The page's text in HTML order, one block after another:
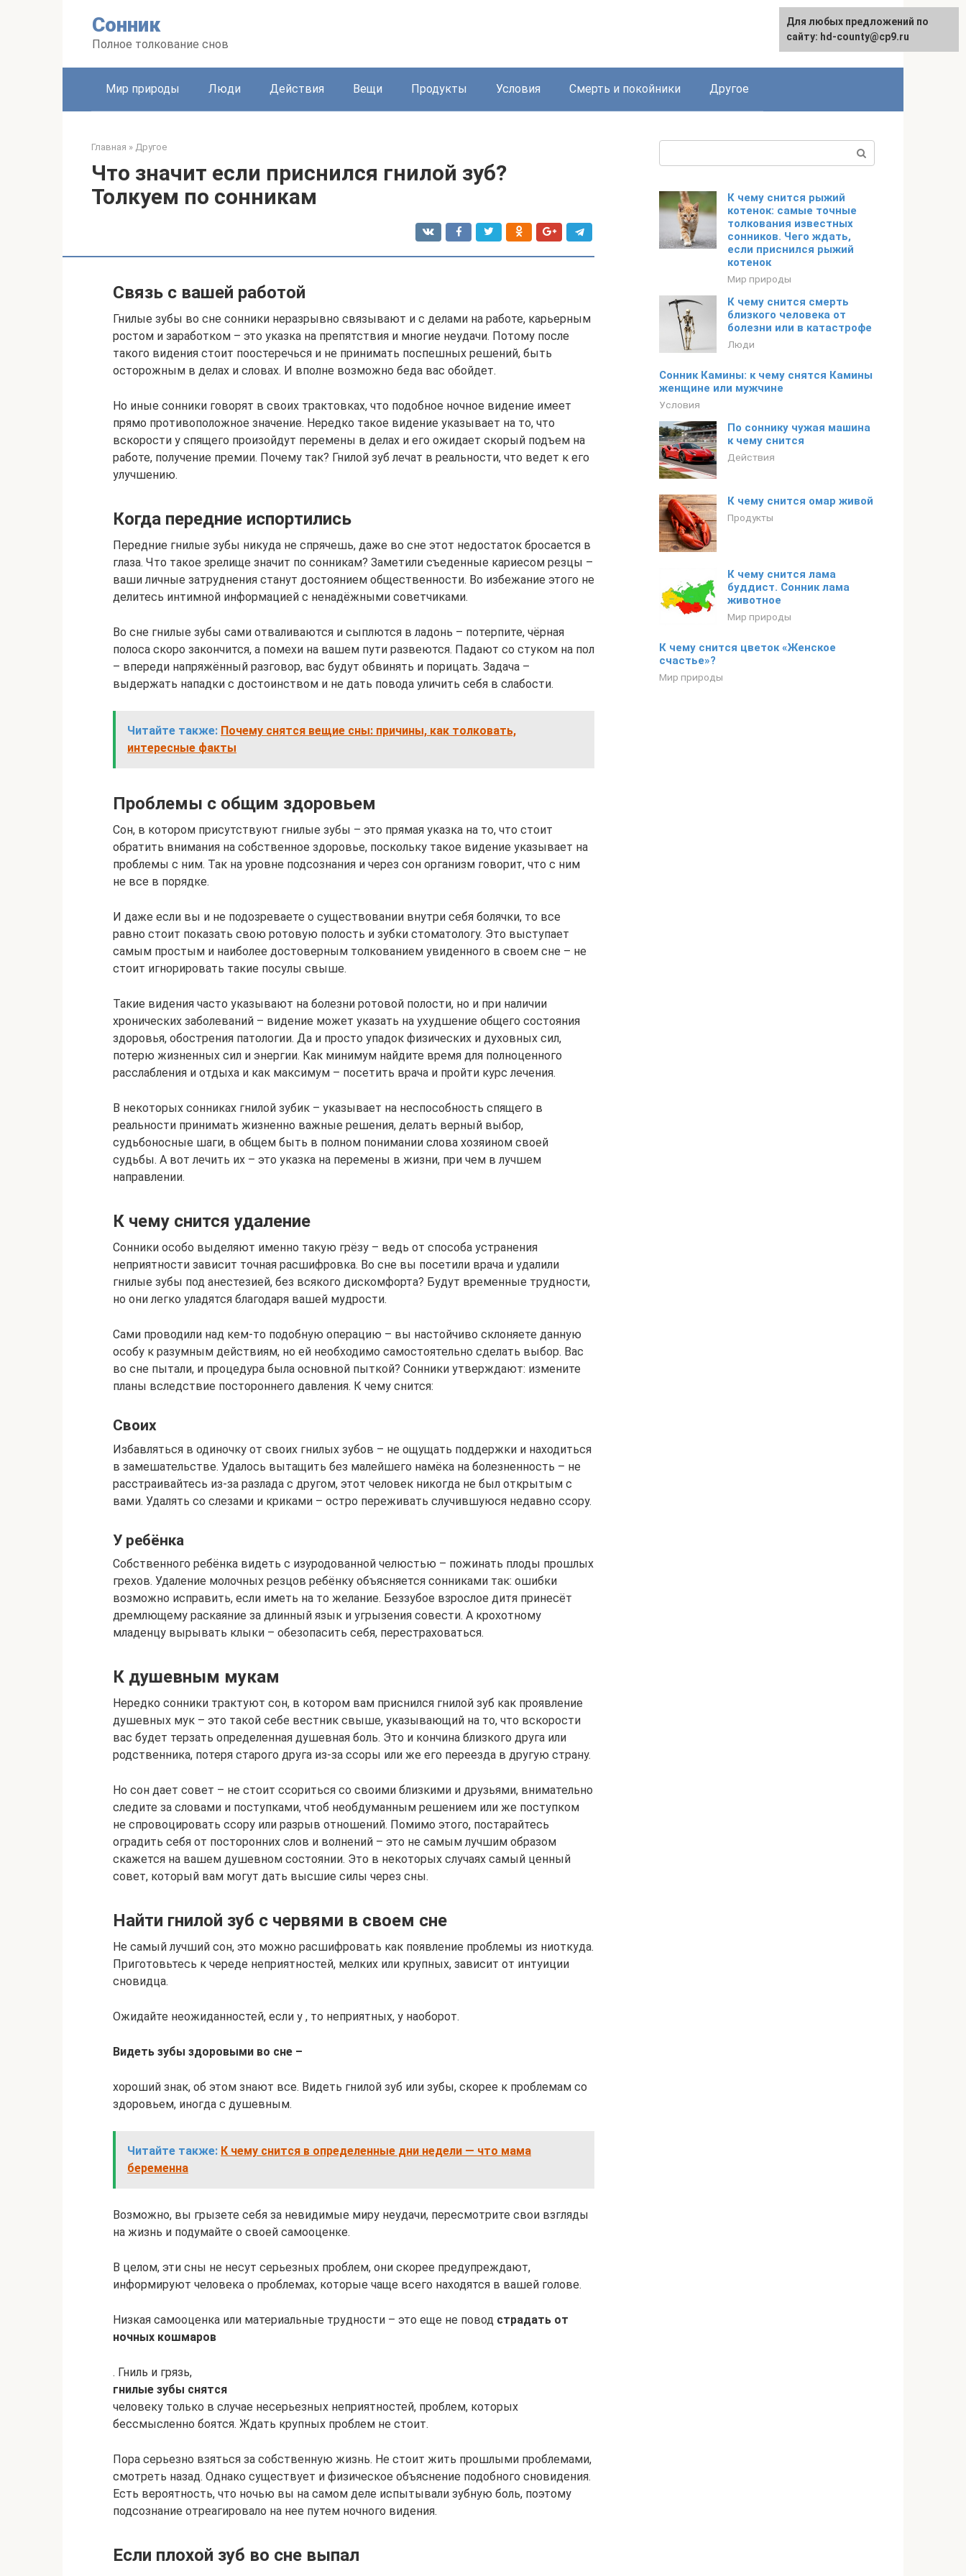
Сонник
Полное толкование снов
Мир природы Люди Действия Вещи Продукты Условия Смерть и покойники Другое
Главная » Другое
Что значит если приснился гнилой зуб?
Толкуем по сонникам
Связь с вашей работой
Гнилые зубы во сне сонники неразрывно связывают и с делами на работе, карьерным
ростом и заработком – это указка на препятствия и многие неудачи. Потому после
такого видения стоит поостеречься и не принимать поспешных решений, быть
осторожным в делах и словах. И вполне возможно беда вас обойдет.
Но иные сонники говорят в своих трактовках, что подобное ночное видение имеет
прямо противоположное значение. Нередко такое видение указывает на то, что
вскорости у спящего произойдут перемены в делах и его ожидает скорый подъем на
работе, получение премии. Почему так? Гнилой зуб лечат в реальности, что ведет к его
улучшению.
Когда передние испортились
Передние гнилые зубы никуда не спрячешь, даже во сне этот недостаток бросается в
глаза. Что такое зрелище значит по сонникам? Заметили съеденные кариесом резцы –
ваши личные затруднения станут достоянием общественности. Во избежание этого не
делитесь интимной информацией с ненадёжными советчиками.
Во сне гнилые зубы сами отваливаются и сыплются в ладонь – потерпите, чёрная
полоса скоро закончится, а помехи на вашем пути развеются. Падают со стуком на пол
– впереди напряжённый разговор, вас будут обвинять и порицать. Задача –
выдержать нападки с достоинством и не дать повода уличить себя в слабости.
Читайте также: Почему снятся вещие сны: причины, как толковать,
интересные факты
Проблемы с общим здоровьем
Сон, в котором присутствуют гнилые зубы – это прямая указка на то, что стоит
обратить внимания на собственное здоровье, поскольку такое видение указывает на
проблемы с ним. Так на уровне подсознания и через сон организм говорит, что с ним
не все в порядке.
И даже если вы и не подозреваете о существовании внутри себя болячки, то все
равно стоит показать свою ротовую полость и зубки стоматологу. Это выступает
самым простым и наиболее достоверным толкованием увиденного в своем сне – не
стоит игнорировать такие посулы свыше.
Такие видения часто указывают на болезни ротовой полости, но и при наличии
хронических заболеваний – видение может указать на ухудшение общего состояния
здоровья, обострения патологии. Да и просто упадок физических и духовных сил,
потерю жизненных сил и энергии. Как минимум найдите время для полноценного
расслабления и отдыха и как максимум – посетить врача и пройти курс лечения.
В некоторых сонниках гнилой зубик – указывает на неспособность спящего в
реальности принимать жизненно важные решения, делать верный выбор,
судьбоносные шаги, в общем быть в полном понимании слова хозяином своей
судьбы. А вот лечить их – это указка на перемены в жизни, при чем в лучшем
направлении.
К чему снится удаление
Сонники особо выделяют именно такую грёзу – ведь от способа устранения
неприятности зависит точная расшифровка. Во сне вы посетили врача и удалили
гнилые зубы под анестезией, без всякого дискомфорта? Будут временные трудности,
но они легко уладятся благодаря вашей мудрости.
Сами проводили над кем-то подобную операцию – вы настойчиво склоняете данную
особу к разумным действиям, но ей необходимо самостоятельно сделать выбор. Вас
во сне пытали, и процедура была основной пыткой? Сонники утверждают: измените
планы вследствие постороннего давления. К чему снится:
Своих
Избавляться в одиночку от своих гнилых зубов – не ощущать поддержки и находиться
в замешательстве. Удалось вытащить без малейшего намёка на болезненность – не
расстраивайтесь из-за разлада с другом, этот человек никогда не был открытым с
вами. Удалять со слезами и криками – остро переживать случившуюся недавно ссору.
У ребёнка
Собственного ребёнка видеть с изуродованной челюстью – пожинать плоды прошлых
грехов. Удаление молочных резцов ребёнку объясняется сонниками так: ошибки
возможно исправить, если иметь на то желание. Беззубое взрослое дитя принесёт
дремлющему раскаяние за длинный язык и угрызения совести. А крохотному
младенцу вырывать клыки – обезопасить себя, перестраховаться.
К душевным мукам
Нередко сонники трактуют сон, в котором вам приснился гнилой зуб как проявление
душевных мук – это такой себе вестник свыше, указывающий на то, что вскорости
вас будет терзать определенная душевная боль. Это и кончина близкого друга или
родственника, потеря старого друга из-за ссоры или же его переезда в другую страну.
Но сон дает совет – не стоит ссориться со своими близкими и друзьями, внимательно
следите за словами и поступками, чтоб необдуманным решением или же поступком
не спровоцировать ссору или разрыв отношений. Помимо этого, постарайтесь
оградить себя от посторонних слов и волнений – это не самым лучшим образом
скажется на вашем душевном состоянии. Это в некоторых случаях самый ценный
совет, который вам могут дать высшие силы через сны.
Найти гнилой зуб с червями в своем сне
Не самый лучший сон, это можно расшифровать как появление проблемы из ниоткуда.
Приготовьтесь к череде неприятностей, мелких или крупных, зависит от интуиции
сновидца.
Ожидайте неожиданностей, если у , то неприятных, у наоборот.
Видеть зубы здоровыми во сне –
хороший знак, об этом знают все. Видеть гнилой зуб или зубы, скорее к проблемам со
здоровьем, иногда с душевным.
Читайте также: К чему снится в определенные дни недели — что мама
беременна
Возможно, вы грызете себя за невидимые миру неудачи, пересмотрите свои взгляды
на жизнь и подумайте о своей самооценке.
В целом, эти сны не несут серьезных проблем, они скорее предупреждают,
информируют человека о проблемах, которые чаще всего находятся в вашей голове.
Низкая самооценка или материальные трудности – это еще не повод страдать от
ночных кошмаров
. Гниль и грязь,
гнилые зубы снятся
человеку только в случае несерьезных неприятностей, проблем, которых
бессмысленно боятся. Ждать крупных проблем не стоит.
Пора серьезно взяться за собственную жизнь. Не стоит жить прошлыми проблемами,
смотреть назад. Однако существует и физическое объяснение подобного сновидения.
Есть вероятность, что ночью вы на самом деле испытывали зубную боль, поэтому
подсознание отреагировало на нее путем ночного видения.
Если плохой зуб во сне выпал
К чему снится рыжий
котенок: самые точные
толкования известных
сонников. Чего ждать,
если приснился рыжий
котенок
Мир природы
К чему снится смерть
близкого человека от
болезни или в катастрофе
Люди
Сонник Камины: к чему снятся Камины
женщине или мужчине
Условия
По соннику чужая машина
к чему снится
Действия
К чему снится омар живой
Продукты
К чему снится лама
буддист. Сонник лама
животное
Мир природы
К чему снится цветок «Женское
счастье»?
Мир природы
Для любых предложений по
сайту: hd-county@cp9.ru